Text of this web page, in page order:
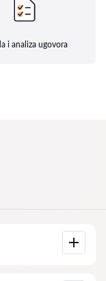
i analiza ugovora